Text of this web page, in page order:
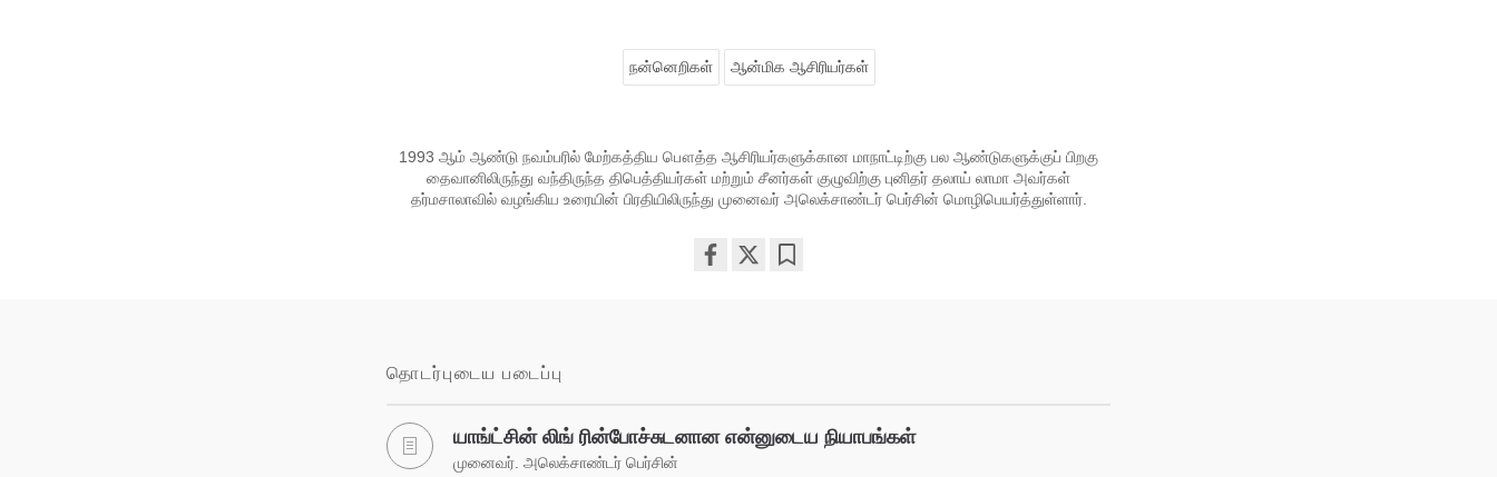
நன்னெறிகள் ஆன்மிக ஆசிரியர்கள்
1993 ஆம் ஆண்டு நவம்பரில் மேற்கத்திய பௌத்த ஆசிரியர்களுக்கான மாநாட்டிற்கு பல ஆண்டுகளுக்குப் பிறகு
தைவானிலிருந்து வந்திருந்த திபெத்தியர்கள் மற்றும் சீனர்கள் குழுவிற்கு புனிதர் தலாய் லாமா அவர்கள்
தர்மசாலாவில் வழங்கிய உரையின் பிரதியிலிருந்து முனைவர் அலெக்சாண்டர் பெர்சின் மொழிபெயர்த்துள்ளார்.
தொடர்புடைய படைப்பு
யாங்ட்சின் லிங் ரின்போச்சுடனான என்னுடைய நியாபங்கள்
முனைவர். அலெக்சாண்டர் பெர்சின்